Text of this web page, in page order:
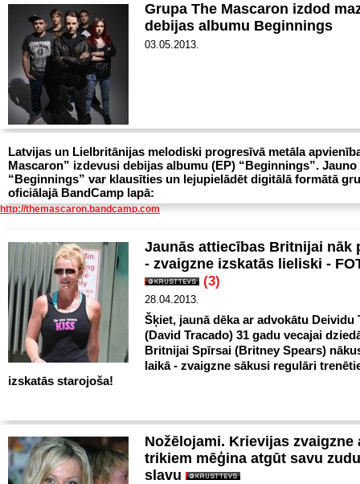
Grupa The Mascaron izdod
debijas albumu Beginnings
03.05.2013.
Latvijas un Lielbritānijas melodiski progresīvā metāla
Mascaron” izdevusi debijas albumu (EP) “Beginnings”.
“Beginnings” var klausīties un lejupielādēt digitālā formātā
oficiālajā BandCamp lapā:
http://themascaron.bandcamp.com
Jaunās attiecības Britnijai nāk
- zvaigzne izskatās lieliski -
(3)
28.04.2013.
Šķiet, jaunā dēka ar advokātu Deividu
(David Tracado) 31 gadu vecajai
Britnijai Spīrsai (Britney Spears)
laikā - zvaigzne sākusi regulāri
izskatās starojoša!
Nožēlojami. Krievijas zvaigzne
trikiem mēģina atgūt savu
slavu